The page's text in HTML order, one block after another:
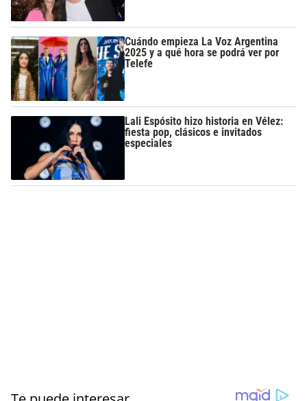
Cuándo empieza La Voz Argentina
2025 y a qué hora se podrá ver por
Telefe
Lali Espósito hizo historia en Vélez:
fiesta pop, clásicos e invitados
especiales